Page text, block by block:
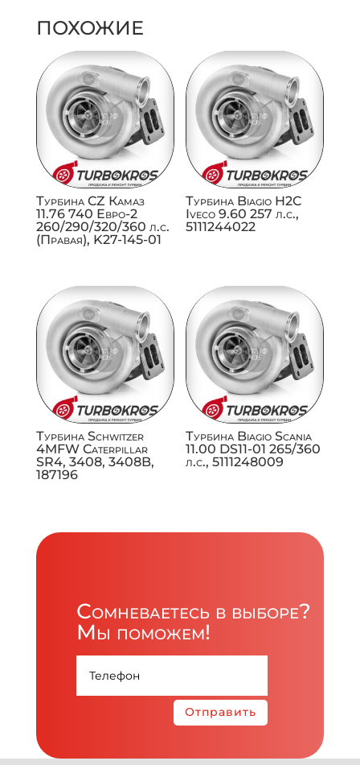
ПОХОЖИЕ
Турбина CZ Камаз
11.76 740 Евро-2
260/290/320/360 л.с.
(Правая), K27-145-01
Турбина Biagio H2C
Iveco 9.60 257 л.с.,
5111244022
Турбина Schwitzer
4MFW Caterpillar
SR4, 3408, 3408B,
187196
Турбина Biagio Scania
11.00 DS11-01 265/360
л.с., 5111248009
Сомневаетесь в выборе?
Мы поможем!
Отправить